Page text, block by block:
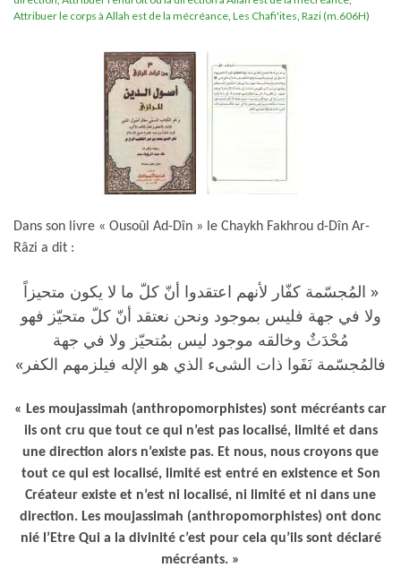
Attribuer le corps à Allah est de la mécréance Les Chafi'ites Razi (m.606H)
Dans son livre « Ousoûl Ad-Dîn » le Chaykh Fakhrou d-Dîn Ar-
Râzi a dit :
« المُجسّمة كفّار لأنهم اعتقدوا أنّ كلّ ما لا يكون متحيزاً
ولا في جهة فليس بموجود ونحن نعتقد أنّ كلّ متحيّز فهو
مُحْدَثٌ وخالقه موجود ليس بمُتحيّز ولا في جهة
فالمُجسّمة نَفَوا ذات الشىء الذي هو الإله فيلزمهم الكفر»
« Les moujassimah (anthropomorphistes) sont mécréants car
ils ont cru que tout ce qui n’est pas localisé, limité et dans
une direction alors n’existe pas. Et nous, nous croyons que
tout ce qui est localisé, limité est entré en existence et Son
Créateur existe et n’est ni localisé, ni limité et ni dans une
direction. Les moujassimah (anthropomorphistes) ont donc
nié l’Etre Qui a la divinité c’est pour cela qu’ils sont déclaré
mécréants. »